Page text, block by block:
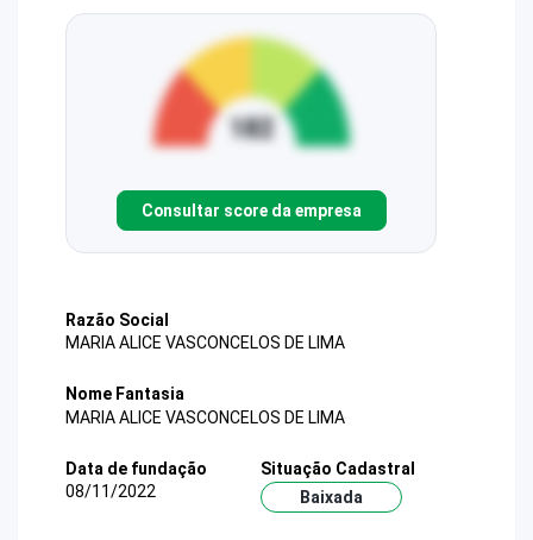
Consultar score da empresa
Razão Social
MARIA ALICE VASCONCELOS DE LIMA
Nome Fantasia
MARIA ALICE VASCONCELOS DE LIMA
Data de fundação
08/11/2022
Situação Cadastral
Baixada